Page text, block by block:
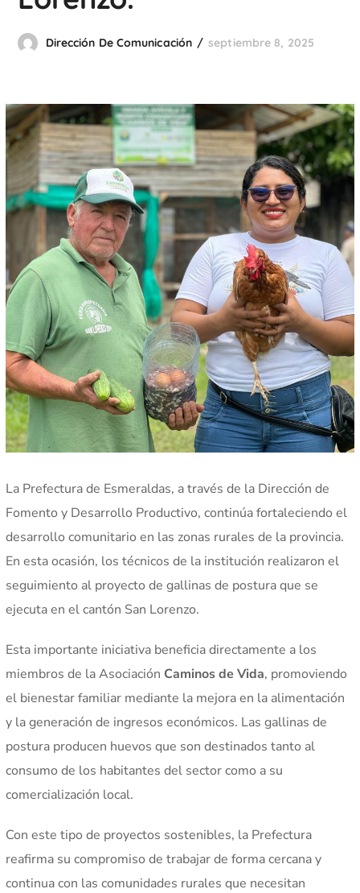
Dirección De Comunicación septiembre 8, 2025
La Prefectura de Esmeraldas, a través de la Dirección de
Fomento y Desarrollo Productivo, continúa fortaleciendo el
desarrollo comunitario en las zonas rurales de la provincia.
En esta ocasión, los técnicos de la institución realizaron el
seguimiento al proyecto de gallinas de postura que se
ejecuta en el cantón San Lorenzo.
Esta importante iniciativa beneficia directamente a los
miembros de la Asociación Caminos de Vida, promoviendo
el bienestar familiar mediante la mejora en la alimentación
y la generación de ingresos económicos. Las gallinas de
postura producen huevos que son destinados tanto al
consumo de los habitantes del sector como a su
comercialización local.
Con este tipo de proyectos sostenibles, la Prefectura
reafirma su compromiso de trabajar de forma cercana y
continua con las comunidades rurales que necesitan